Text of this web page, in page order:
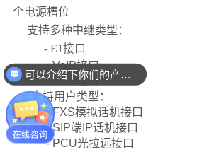
个电源槽位
支持多种中继类型：
- E1接口
- VoIP接口
- FXO接口
支持用户类型：
- FXS模拟话机接口
- SIP端IP话机接口
- PCU光拉远接口